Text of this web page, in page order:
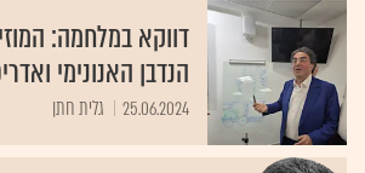
דווקא במלחמה:
הנדבן האנונימי
25.06.2024 גלית חתן